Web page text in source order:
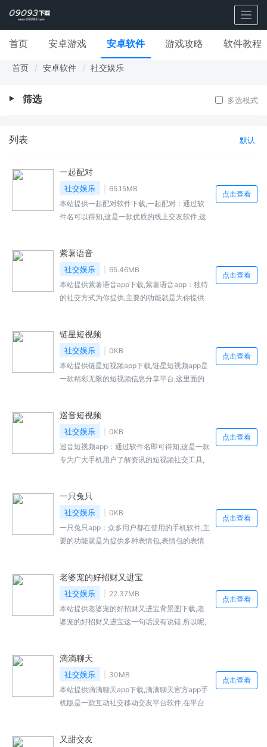
首页 安卓游戏 安卓软件 游戏攻略 软件教程
首页 安卓软件 社交娱乐
筛选 多选模式
列表 默认
一起配对
社交娱乐
65.15MB
本站提供一起配对软件下载,一起配对：通过软
件名可以得知,这是一款优质的线上交友软件,这
点击查看
紫薯语音
社交娱乐
65.46MB
本站提供紫薯语音app下载,紫薯语音app：独特
的社交方式为你提供,主要的功能就是为你提供
点击查看
链星短视频
社交娱乐
0KB
本站提供链星短视频app下载,链星短视频app是
一款精彩无限的短视频信息分享平台,这里面的
点击查看
巡音短视频
社交娱乐
0KB
巡音短视频app：通过软件名即可得知,这是一款
专为广大手机用户了解资讯的短视频社交工具,
闻都可以来到这里了解,...
点击查看
一只兔只
社交娱乐
0KB
一只兔只app：众多用户都在使用的手机软件,主
要的功能就是为提供多种表情包,表情包的表情
情绪,丰富你和好友的聊...
点击查看
老婆宠的好招财又进宝
社交娱乐
22.37MB
本站提供老婆宠的好招财又进宝背景图下载,老
婆宠的好招财又进宝这一句话没有说错,所以呢,
招财又进宝背景图免费下载地址...
点击查看
滴滴聊天
社交娱乐
30MB
本站提供滴滴聊天app下载,滴滴聊天官方app手
机版是一款互动社交移动交友平台软件,在平台
点击查看
又甜交友